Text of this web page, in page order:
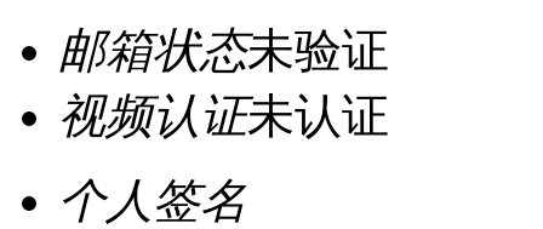
邮箱状态未验证
视频认证未认证
个人签名